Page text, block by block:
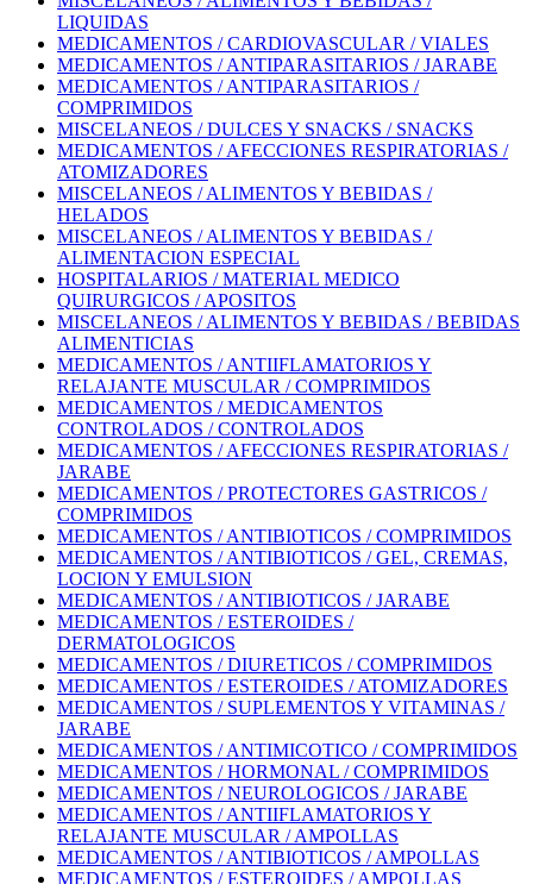
LIQUIDAS
MEDICAMENTOS / CARDIOVASCULAR / VIALES
MEDICAMENTOS / ANTIPARASITARIOS / JARABE
MEDICAMENTOS / ANTIPARASITARIOS /
COMPRIMIDOS
MISCELANEOS / DULCES Y SNACKS / SNACKS
MEDICAMENTOS / AFECCIONES RESPIRATORIAS /
ATOMIZADORES
MISCELANEOS / ALIMENTOS Y BEBIDAS /
HELADOS
MISCELANEOS / ALIMENTOS Y BEBIDAS /
ALIMENTACION ESPECIAL
HOSPITALARIOS / MATERIAL MEDICO
QUIRURGICOS / APOSITOS
MISCELANEOS / ALIMENTOS Y BEBIDAS / BEBIDAS
ALIMENTICIAS
MEDICAMENTOS / ANTIIFLAMATORIOS Y
RELAJANTE MUSCULAR / COMPRIMIDOS
MEDICAMENTOS / MEDICAMENTOS
CONTROLADOS / CONTROLADOS
MEDICAMENTOS / AFECCIONES RESPIRATORIAS /
JARABE
MEDICAMENTOS / PROTECTORES GASTRICOS /
COMPRIMIDOS
MEDICAMENTOS / ANTIBIOTICOS / COMPRIMIDOS
MEDICAMENTOS / ANTIBIOTICOS / GEL, CREMAS,
LOCION Y EMULSION
MEDICAMENTOS / ANTIBIOTICOS / JARABE
MEDICAMENTOS / ESTEROIDES /
DERMATOLOGICOS
MEDICAMENTOS / DIURETICOS / COMPRIMIDOS
MEDICAMENTOS / ESTEROIDES / ATOMIZADORES
MEDICAMENTOS / SUPLEMENTOS Y VITAMINAS /
JARABE
MEDICAMENTOS / ANTIMICOTICO / COMPRIMIDOS
MEDICAMENTOS / HORMONAL / COMPRIMIDOS
MEDICAMENTOS / NEUROLOGICOS / JARABE
MEDICAMENTOS / ANTIIFLAMATORIOS Y
RELAJANTE MUSCULAR / AMPOLLAS
MEDICAMENTOS / ANTIBIOTICOS / AMPOLLAS
MEDICAMENTOS / ESTEROIDES / AMPOLLAS